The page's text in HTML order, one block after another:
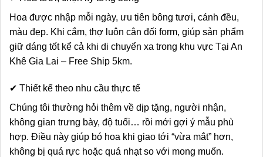
Hoa được nhập mỗi ngày, ưu tiên bông tươi, cánh đều,
màu đẹp. Khi cắm, thợ luôn cân đối form, giúp sản phẩm
giữ dáng tốt kể cả khi di chuyển xa trong khu vực Tại An
Khê Gia Lai – Free Ship 5km.
✔ Thiết kế theo nhu cầu thực tế
Chúng tôi thường hỏi thêm về dịp tặng, người nhận,
không gian trưng bày, độ tuổi… rồi mới gợi ý mẫu phù
hợp. Điều này giúp bó hoa khi giao tới “vừa mắt” hơn,
không bị quá rực hoặc quá nhạt so với mong muốn.